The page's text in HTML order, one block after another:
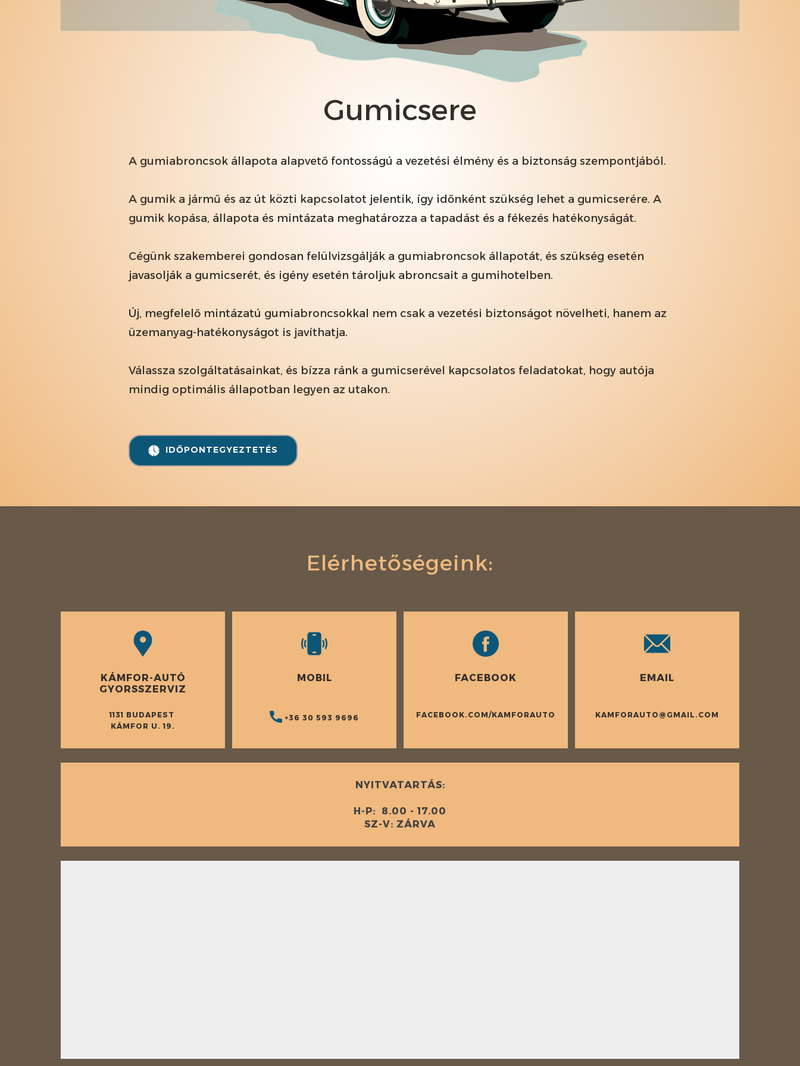
Gumicsere
A gumiabroncsok állapota alapvető fontosságú a vezetési élmény és a biztonság szempontjából.
A gumik a jármű és az út közti kapcsolatot jelentik, így időnként szükség lehet a gumicserére. A
gumik kopása, állapota és mintázata meghatározza a tapadást és a fékezés hatékonyságát.
Cégünk szakemberei gondosan felülvizsgálják a gumiabroncsok állapotát, és szükség esetén
javasolják a gumicserét, és igény esetén tároljuk abroncsait a gumihotelben.
Új, megfelelő mintázatú gumiabroncsokkal nem csak a vezetési biztonságot növelheti, hanem az
üzemanyag-hatékonyságot is javíthatja.
Válassza szolgáltatásainkat, és bízza ránk a gumicserével kapcsolatos feladatokat, hogy autója
mindig optimális állapotban legyen az utakon.
IDŐPONTEGYEZTETÉS
Elérhetőségeink:
KÁMFOR-AUTÓ
GYORSSZERVIZ
1131 BUDAPEST
KÁMFOR U. 19.
MOBIL
+36 30 593 9696
FACEBOOK
FACEBOOK.COM/KAMFORAUTO
EMAIL
KAMFORAUTO@GMAIL.COM
NYITVATARTÁS:
H-P: 8.00 - 17.00
SZ-V: ZÁRVA